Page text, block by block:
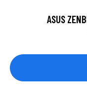
ASUS